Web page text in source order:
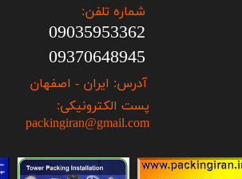
شماره تلفن:
09035953362
09370648945
آدرس: ایران - اصفهان
پست الکترونیکی:
packingiran@gmail.com